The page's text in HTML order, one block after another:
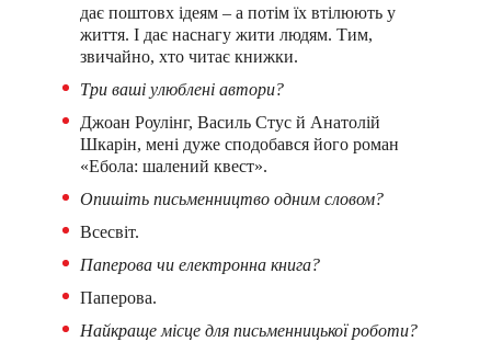
дає поштовх ідеям – а потім їх втілюють у
життя. І дає наснагу жити людям. Тим,
звичайно, хто читає книжки.
Три ваші улюблені автори?
Джоан Роулінг, Василь Стус й Анатолій
Шкарін, мені дуже сподобався його роман
«Ебола: шалений квест».
Опишіть письменництво одним словом?
Всесвіт.
Паперова чи електронна книга?
Паперова.
Найкраще місце для письменницької роботи?